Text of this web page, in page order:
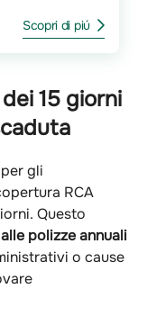
Scopri di piú
15 giorni
gli
RCA
Questo
polizze annuali
o cause